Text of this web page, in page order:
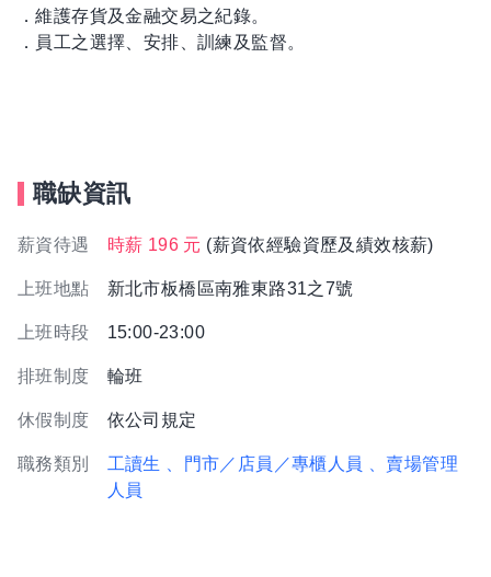
．維護存貨及金融交易之紀錄。
．員工之選擇、安排、訓練及監督。
職缺資訊
薪資待遇 時薪 196 元 (薪資依經驗資歷及績效核薪)
上班地點 新北市板橋區南雅東路31之7號
上班時段 15:00-23:00
排班制度 輪班
休假制度 依公司規定
職務類別 工讀生 、門市／店員／專櫃人員
、賣場管理
人員